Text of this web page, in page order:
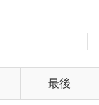
最後